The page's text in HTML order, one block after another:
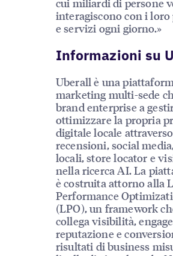
cui miliardi di persone
interagiscono con i
e servizi ogni giorno.»
Informazioni su
Uberall è una
marketing multi-sede
brand enterprise a
ottimizzare la propria
digitale locale
recensioni, social
locali, store locator e
nella ricerca AI. La
è costruita attorno alla
Performance
(LPO), un framework
collega visibilità,
reputazione e
risultati di business